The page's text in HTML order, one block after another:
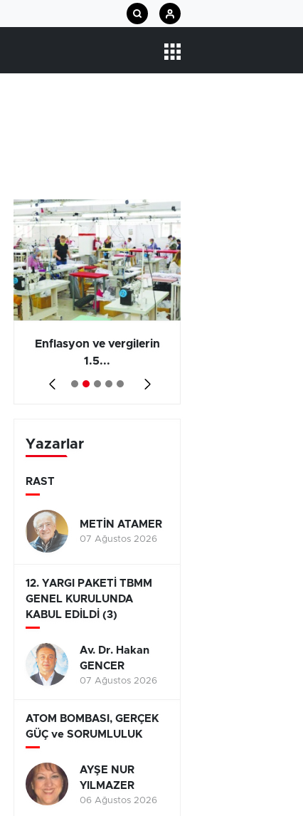
Enflasyon ve vergilerin
1.5...
Yazarlar
RAST
METİN ATAMER
07 Ağustos 2026
12. YARGI PAKETİ TBMM
GENEL KURULUNDA
KABUL EDİLDİ (3)
Av. Dr. Hakan
GENCER
07 Ağustos 2026
ATOM BOMBASI, GERÇEK
GÜÇ ve SORUMLULUK
AYŞE NUR
YILMAZER
06 Ağustos 2026